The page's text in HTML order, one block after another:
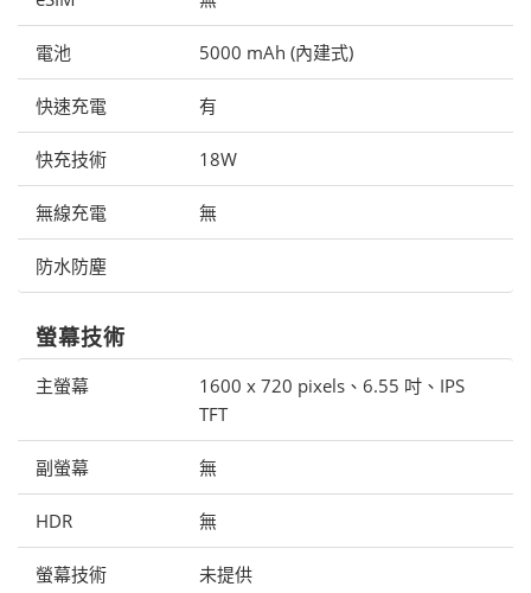
電池 5000 mAh (內建式)
快速充電 有
快充技術 18W
無線充電 無
防水防塵
螢幕技術
主螢幕
1600 x 720 pixels、6.55 吋、IPS
TFT
副螢幕 無
HDR 無
螢幕技術 未提供